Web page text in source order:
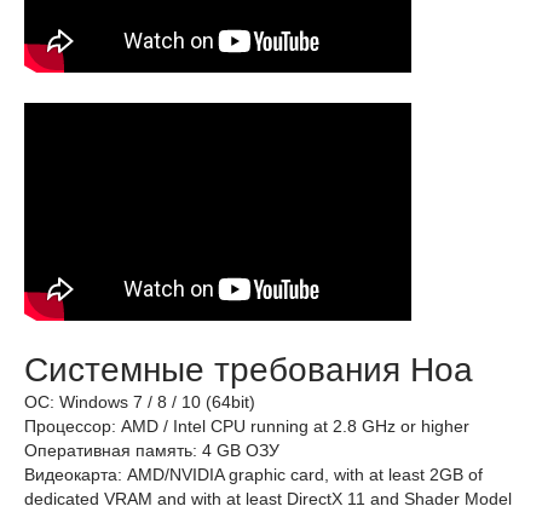
Системные требования Hoa
ОС: Windows 7 / 8 / 10 (64bit)
Процессор: AMD / Intel CPU running at 2.8 GHz or higher
Оперативная память: 4 GB ОЗУ
Видеокарта: AMD/NVIDIA graphic card, with at least 2GB of
dedicated VRAM and with at least DirectX 11 and Shader Model